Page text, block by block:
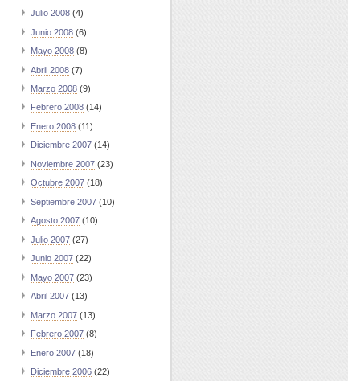
Julio 2008 (4)
Junio 2008 (6)
Mayo 2008 (8)
Abril 2008 (7)
Marzo 2008 (9)
Febrero 2008 (14)
Enero 2008 (11)
Diciembre 2007 (14)
Noviembre 2007 (23)
Octubre 2007 (18)
Septiembre 2007 (10)
Agosto 2007 (10)
Julio 2007 (27)
Junio 2007 (22)
Mayo 2007 (23)
Abril 2007 (13)
Marzo 2007 (13)
Febrero 2007 (8)
Enero 2007 (18)
Diciembre 2006 (22)